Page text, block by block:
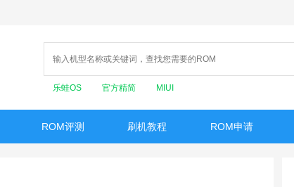
乐蛙OS 官方精简 MIUI
ROM评测 刷机教程 ROM申请